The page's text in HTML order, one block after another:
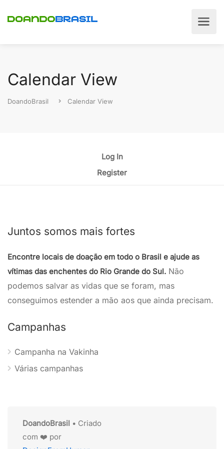
Calendar View
DoandoBrasil Calendar View
Log In
Register
Juntos somos mais fortes
Encontre locais de doação em todo o Brasil e ajude as
vítimas das enchentes do Rio Grande do Sul. Não
podemos salvar as vidas que se foram, mas
conseguimos estender a mão aos que ainda precisam.
Campanhas
Campanha na Vakinha
Várias campanhas
DoandoBrasil • Criado
com ❤️ por